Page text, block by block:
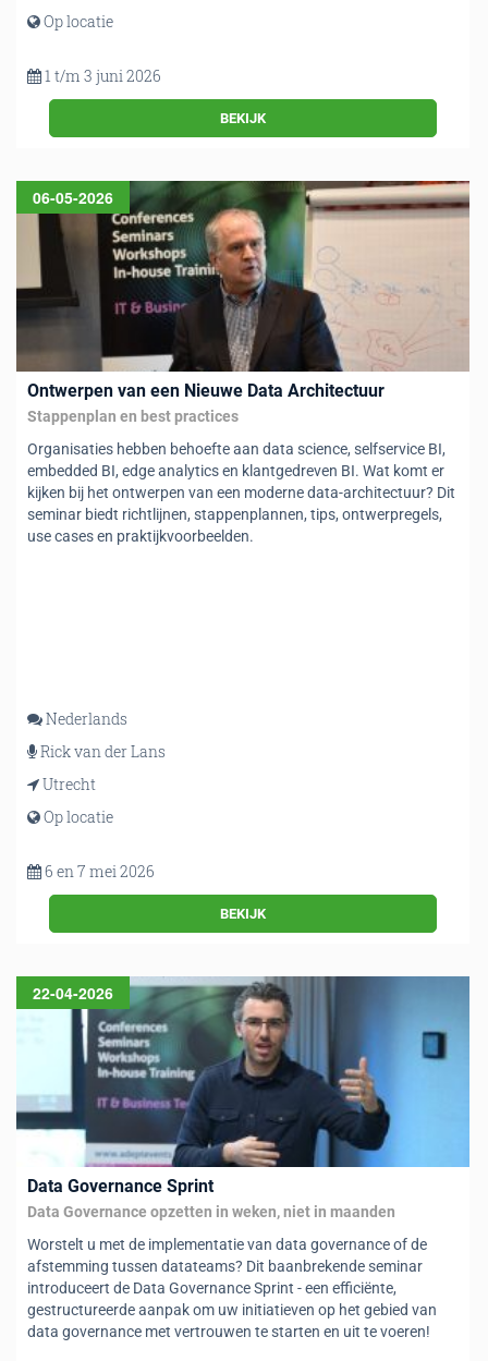
Op locatie
1 t/m 3 juni 2026
BEKIJK
06-05-2026
Ontwerpen van een Nieuwe Data Architectuur
Stappenplan en best practices
Organisaties hebben behoefte aan data science, selfservice BI,
embedded BI, edge analytics en klantgedreven BI. Wat komt er
kijken bij het ontwerpen van een moderne data-architectuur? Dit
seminar biedt richtlijnen, stappenplannen, tips, ontwerpregels,
use cases en praktijkvoorbeelden.
Nederlands
Rick van der Lans
Utrecht
Op locatie
6 en 7 mei 2026
BEKIJK
22-04-2026
Data Governance Sprint
Data Governance opzetten in weken, niet in maanden
Worstelt u met de implementatie van data governance of de
afstemming tussen datateams? Dit baanbrekende seminar
introduceert de Data Governance Sprint - een efficiënte,
gestructureerde aanpak om uw initiatieven op het gebied van
data governance met vertrouwen te starten en uit te voeren!